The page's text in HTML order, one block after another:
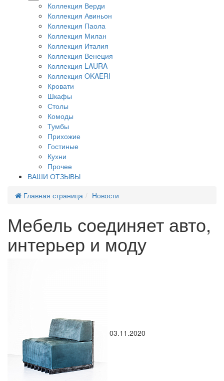
Коллекция Верди
Коллекция Авиньон
Коллекция Паола
Коллекция Милан
Коллекция Италия
Коллекция Венеция
Коллекция LAURA
Коллекция OKAERI
Кровати
Шкафы
Столы
Комоды
Тумбы
Прихожие
Гостиные
Кухни
Прочее
ВАШИ ОТЗЫВЫ
Главная страница
Новости
Мебель соединяет авто,
интерьер и моду
03.11.2020